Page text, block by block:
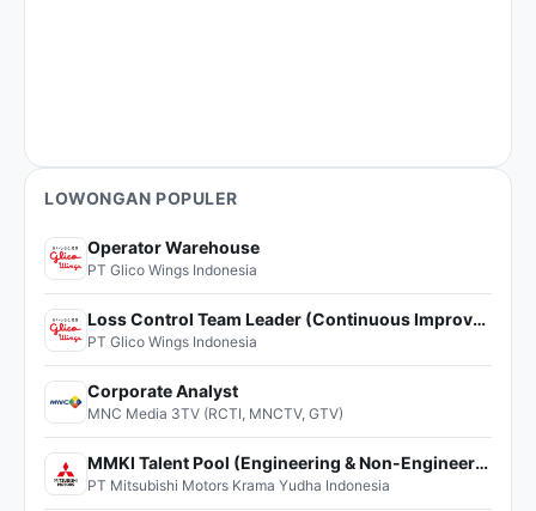
LOWONGAN POPULER
Operator Warehouse
PT Glico Wings Indonesia
Loss Control Team Leader (Continuous Improvement)
PT Glico Wings Indonesia
Corporate Analyst
MNC Media 3TV (RCTI, MNCTV, GTV)
MMKI Talent Pool (Engineering & Non-Engineering)
PT Mitsubishi Motors Krama Yudha Indonesia